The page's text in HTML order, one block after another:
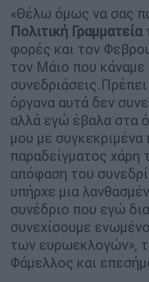
«Θέλω όμως να σας
Πολιτική Γραμματεία
φορές και τον
τον Μάιο που κάναμε
όργανα αυτά δεν
αλλά εγώ έβαλα στα
μου με
παραδείγματος χάρη
απόφαση του
υπήρχε μια
συνέδριο που εγώ
συνεχίσουμε
των ευρωεκλογών»,
Φάμελλος και